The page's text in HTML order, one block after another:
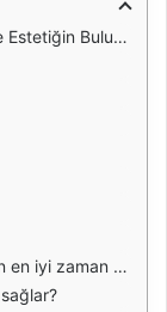
Buluşması
zaman nedir?